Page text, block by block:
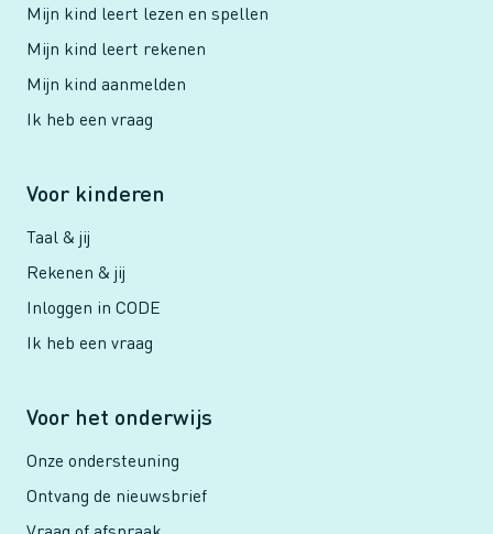
Mijn kind leert lezen en spellen
Mijn kind leert rekenen
Mijn kind aanmelden
Ik heb een vraag
Voor kinderen
Taal & jij
Rekenen & jij
Inloggen in CODE
Ik heb een vraag
Voor het onderwijs
Onze ondersteuning
Ontvang de nieuwsbrief